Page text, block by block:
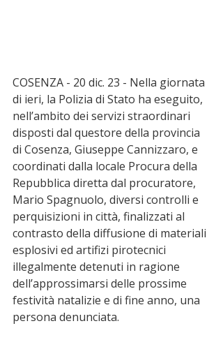
COSENZA - 20 dic. 23 - Nella giornata
di ieri, la Polizia di Stato ha eseguito,
nell’ambito dei servizi straordinari
disposti dal questore della provincia
di Cosenza, Giuseppe Cannizzaro, e
coordinati dalla locale Procura della
Repubblica diretta dal procuratore,
Mario Spagnuolo, diversi controlli e
perquisizioni in città, finalizzati al
contrasto della diffusione di materiali
esplosivi ed artifizi pirotecnici
illegalmente detenuti in ragione
dell’approssimarsi delle prossime
festività natalizie e di fine anno, una
persona denunciata.